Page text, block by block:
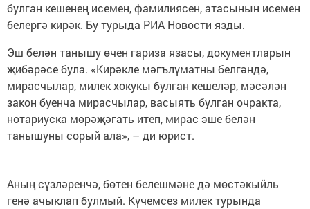
булган кешенең исемен, фамилиясен, атасынын исемен
белергә кирәк. Бу турыда РИА Новости язды.
Эш белән танышу өчен гариза язасы, документларын
җибәрәсе була. «Кирәкле мәгълүматны белгәндә,
мирасчылар, милек хокукы булган кешеләр, мәсәлән
закон буенча мирасчылар, васыять булган очракта,
нотариуска мөрәҗәгать итеп, мирас эше белән
танышуны сорый ала», – ди юрист.
Аның сүзләренчә, бөтен белешмәне дә мөстәкыйль
генә ачыклап булмый. Күчемсез милек турында